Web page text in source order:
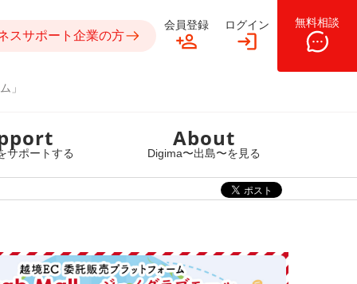
」
スサポート企業の方
会員登録 ログイン 無料相談
サポートする
About
Digima〜出島〜を見る